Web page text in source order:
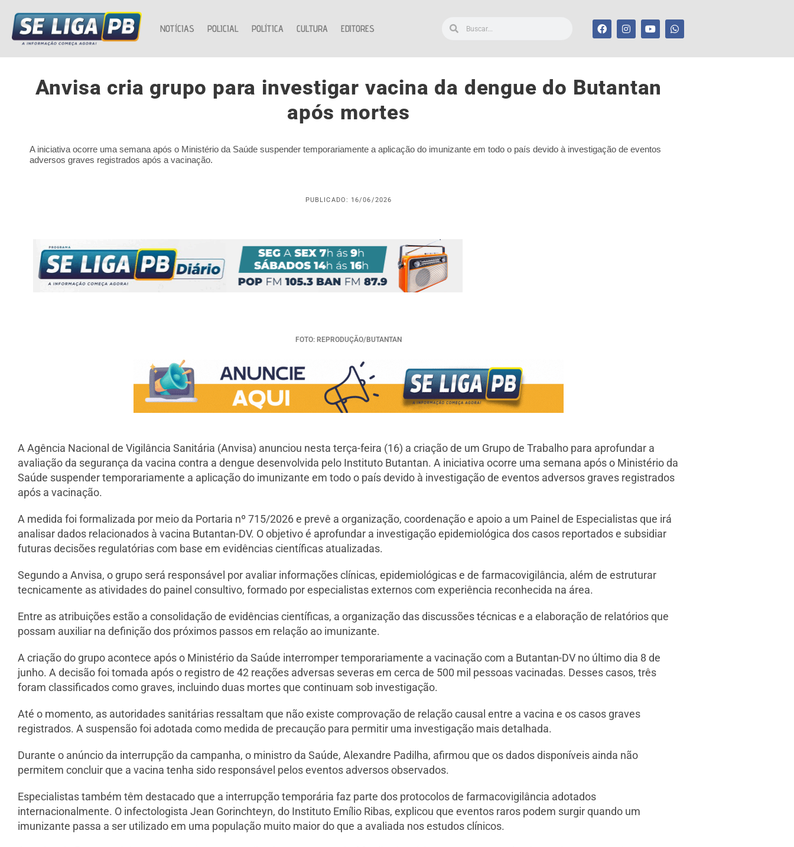
NOTÍCIAS POLICIAL POLÍTICA CULTURA EDITORES
Anvisa cria grupo para investigar vacina da dengue do Butantan
após mortes
A iniciativa ocorre uma semana após o Ministério da Saúde suspender temporariamente a aplicação do imunizante em todo o país devido à investigação de eventos
adversos graves registrados após a vacinação.
PUBLICADO: 16/06/2026
FOTO: REPRODUÇÃO/BUTANTAN
A Agência Nacional de Vigilância Sanitária (Anvisa) anunciou nesta terça-feira (16) a criação de um Grupo de Trabalho para aprofundar a
avaliação da segurança da vacina contra a dengue desenvolvida pelo Instituto Butantan. A iniciativa ocorre uma semana após o Ministério da
Saúde suspender temporariamente a aplicação do imunizante em todo o país devido à investigação de eventos adversos graves registrados
após a vacinação.
A medida foi formalizada por meio da Portaria nº 715/2026 e prevê a organização, coordenação e apoio a um Painel de Especialistas que irá
analisar dados relacionados à vacina Butantan-DV. O objetivo é aprofundar a investigação epidemiológica dos casos reportados e subsidiar
futuras decisões regulatórias com base em evidências científicas atualizadas.
Segundo a Anvisa, o grupo será responsável por avaliar informações clínicas, epidemiológicas e de farmacovigilância, além de estruturar
tecnicamente as atividades do painel consultivo, formado por especialistas externos com experiência reconhecida na área.
Entre as atribuições estão a consolidação de evidências científicas, a organização das discussões técnicas e a elaboração de relatórios que
possam auxiliar na definição dos próximos passos em relação ao imunizante.
A criação do grupo acontece após o Ministério da Saúde interromper temporariamente a vacinação com a Butantan-DV no último dia 8 de
junho. A decisão foi tomada após o registro de 42 reações adversas severas em cerca de 500 mil pessoas vacinadas. Desses casos, três
foram classificados como graves, incluindo duas mortes que continuam sob investigação.
Até o momento, as autoridades sanitárias ressaltam que não existe comprovação de relação causal entre a vacina e os casos graves
registrados. A suspensão foi adotada como medida de precaução para permitir uma investigação mais detalhada.
Durante o anúncio da interrupção da campanha, o ministro da Saúde, Alexandre Padilha, afirmou que os dados disponíveis ainda não
permitem concluir que a vacina tenha sido responsável pelos eventos adversos observados.
Especialistas também têm destacado que a interrupção temporária faz parte dos protocolos de farmacovigilância adotados
internacionalmente. O infectologista Jean Gorinchteyn, do Instituto Emílio Ribas, explicou que eventos raros podem surgir quando um
imunizante passa a ser utilizado em uma população muito maior do que a avaliada nos estudos clínicos.